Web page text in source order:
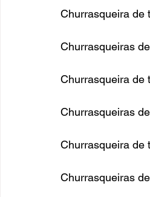
Churrasqueira de
Churrasqueiras
Churrasqueira de
Churrasqueiras
Churrasqueira de
Churrasqueiras